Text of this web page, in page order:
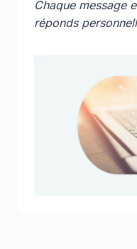
Chaque message
réponds